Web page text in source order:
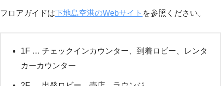
フロアガイドは下地島空港のWebサイト を参照ください。
1F … チェックインカウンター、到着ロビー、レンタ
カーカウンター